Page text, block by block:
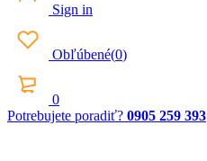
Sign in
Obľúbené(0)
0
Potrebujete poradiť? 0905 259 393